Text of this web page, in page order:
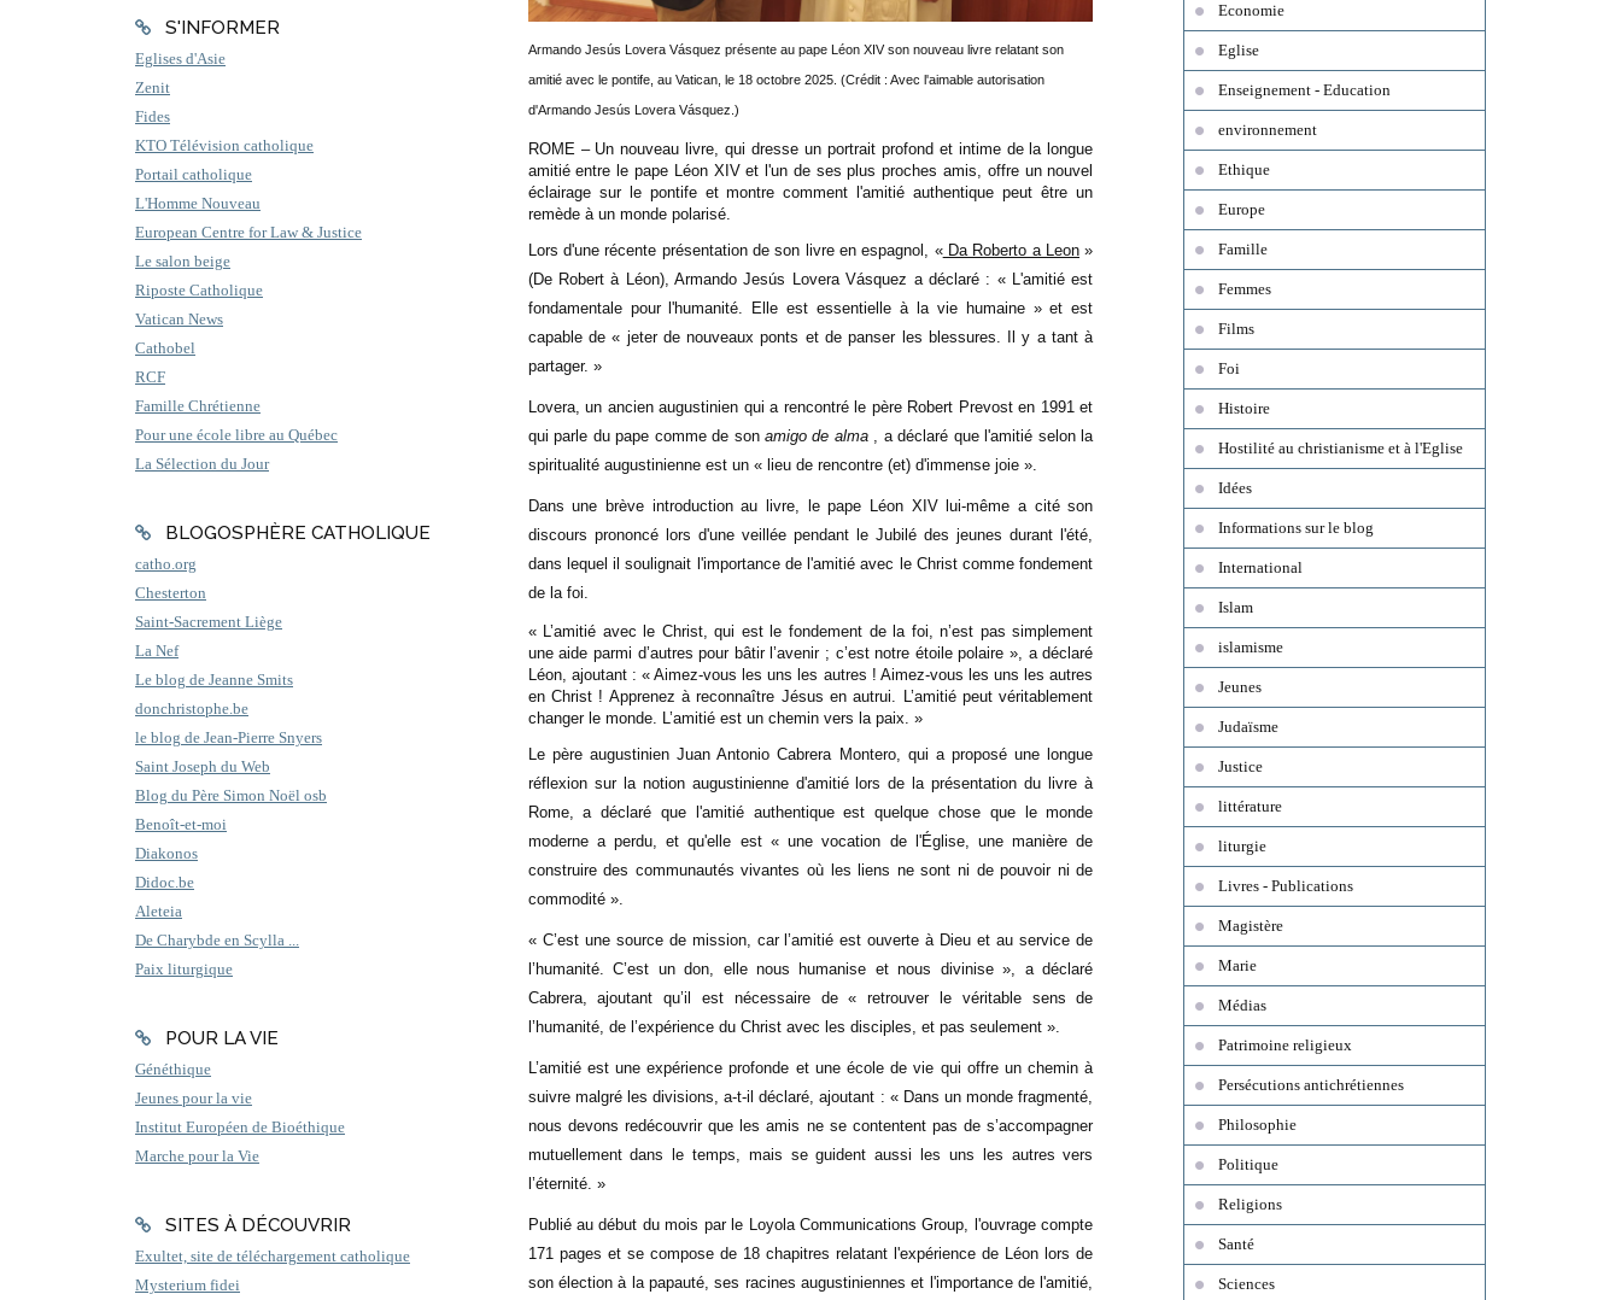
S'INFORMER
Eglises d'Asie
Zenit
Fides
KTO Télévision catholique
Portail catholique
L'Homme Nouveau
European Centre for Law & Justice
Le salon beige
Riposte Catholique
Vatican News
Cathobel
RCF
Famille Chrétienne
Pour une école libre au Québec
La Sélection du Jour
BLOGOSPHÈRE CATHOLIQUE
catho.org
Chesterton
Saint-Sacrement Liège
La Nef
Le blog de Jeanne Smits
donchristophe.be
le blog de Jean-Pierre Snyers
Saint Joseph du Web
Blog du Père Simon Noël osb
Benoît-et-moi
Diakonos
Didoc.be
Aleteia
De Charybde en Scylla ...
Paix liturgique
POUR LA VIE
Généthique
Jeunes pour la vie
Institut Européen de Bioéthique
Marche pour la Vie
SITES À DÉCOUVRIR
Exultet, site de téléchargement catholique
Mysterium fidei
Armando Jesús Lovera Vásquez présente au pape Léon XIV son nouveau livre relatant son
amitié avec le pontife, au Vatican, le 18 octobre 2025. (Crédit : Avec l'aimable autorisation
d'Armando Jesús Lovera Vásquez.)
ROME – Un nouveau livre, qui dresse un portrait profond et intime de la longue
amitié entre le pape Léon XIV et l'un de ses plus proches amis, offre un nouvel
éclairage sur le pontife et montre comment l'amitié authentique peut être un
remède à un monde polarisé.
Lors d'une récente présentation de son livre en espagnol, «Da Roberto a Leon »
(De Robert à Léon), Armando Jesús Lovera Vásquez a déclaré : « L'amitié est
fondamentale pour l'humanité. Elle est essentielle à la vie humaine » et est
capable de « jeter de nouveaux ponts et de panser les blessures. Il y a tant à
partager. »
Lovera, un ancien augustinien qui a rencontré le père Robert Prevost en 1991 et
qui parle du pape comme de sonamigo de alma, a déclaré que l'amitié selon la
spiritualité augustinienne est un « lieu de rencontre (et) d'immense joie ».
Dans une brève introduction au livre, le pape Léon XIV lui-même a cité son
discours prononcé lors d'une veillée pendant le Jubilé des jeunes durant l'été,
dans lequel il soulignait l'importance de l'amitié avec le Christ comme fondement
de la foi.
« L’amitié avec le Christ, qui est le fondement de la foi, n’est pas simplement
une aide parmi d’autres pour bâtir l’avenir ; c’est notre étoile polaire », a déclaré
Léon, ajoutant : « Aimez-vous les uns les autres ! Aimez-vous les uns les autres
en Christ ! Apprenez à reconnaître Jésus en autrui. L’amitié peut véritablement
changer le monde. L’amitié est un chemin vers la paix. »
Le père augustinien Juan Antonio Cabrera Montero, qui a proposé une longue
réflexion sur la notion augustinienne d'amitié lors de la présentation du livre à
Rome, a déclaré que l'amitié authentique est quelque chose que le monde
moderne a perdu, et qu'elle est « une vocation de l'Église, une manière de
construire des communautés vivantes où les liens ne sont ni de pouvoir ni de
commodité ».
« C’est une source de mission, car l’amitié est ouverte à Dieu et au service de
l’humanité. C’est un don, elle nous humanise et nous divinise », a déclaré
Cabrera, ajoutant qu’il est nécessaire de « retrouver le véritable sens de
l’humanité, de l’expérience du Christ avec les disciples, et pas seulement ».
L’amitié est une expérience profonde et une école de vie qui offre un chemin à
suivre malgré les divisions, a-t-il déclaré, ajoutant : « Dans un monde fragmenté,
nous devons redécouvrir que les amis ne se contentent pas de s’accompagner
mutuellement dans le temps, mais se guident aussi les uns les autres vers
l’éternité. »
Publié au début du mois par le Loyola Communications Group, l'ouvrage compte
171 pages et se compose de 18 chapitres relatant l'expérience de Léon lors de
son élection à la papauté, ses racines augustiniennes et l'importance de l'amitié,
Economie
Eglise
Enseignement - Education
environnement
Ethique
Europe
Famille
Femmes
Films
Foi
Histoire
Hostilité au christianisme et à l'Eglise
Idées
Informations sur le blog
International
Islam
islamisme
Jeunes
Judaïsme
Justice
littérature
liturgie
Livres - Publications
Magistère
Marie
Médias
Patrimoine religieux
Persécutions antichrétiennes
Philosophie
Politique
Religions
Santé
Sciences